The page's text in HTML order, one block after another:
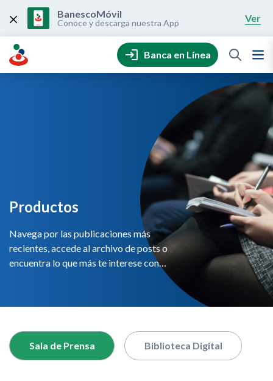
content
BanescoMóvil
Conoce y descarga nuestra App Ver
Banca en Línea
Productos
Navega por las publicaciones más
recientes, accede al archivo de posts o
encuentra lo que más te interese con
Sala de Prensa Biblioteca Digital